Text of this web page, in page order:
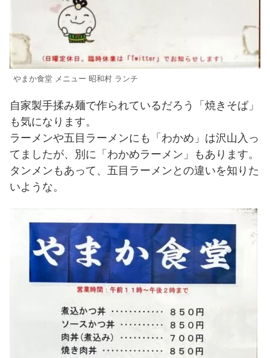
やまか食堂 メニュー 昭和村 ランチ
自家製手揉み麺で作られているだろう「焼きそば」
も気になります。
ラーメンや五目ラーメンにも「わかめ」は沢山入っ
てましたが、別に「わかめラーメン」もあります。
タンメンもあって、五目ラーメンとの違いを知りた
いような。